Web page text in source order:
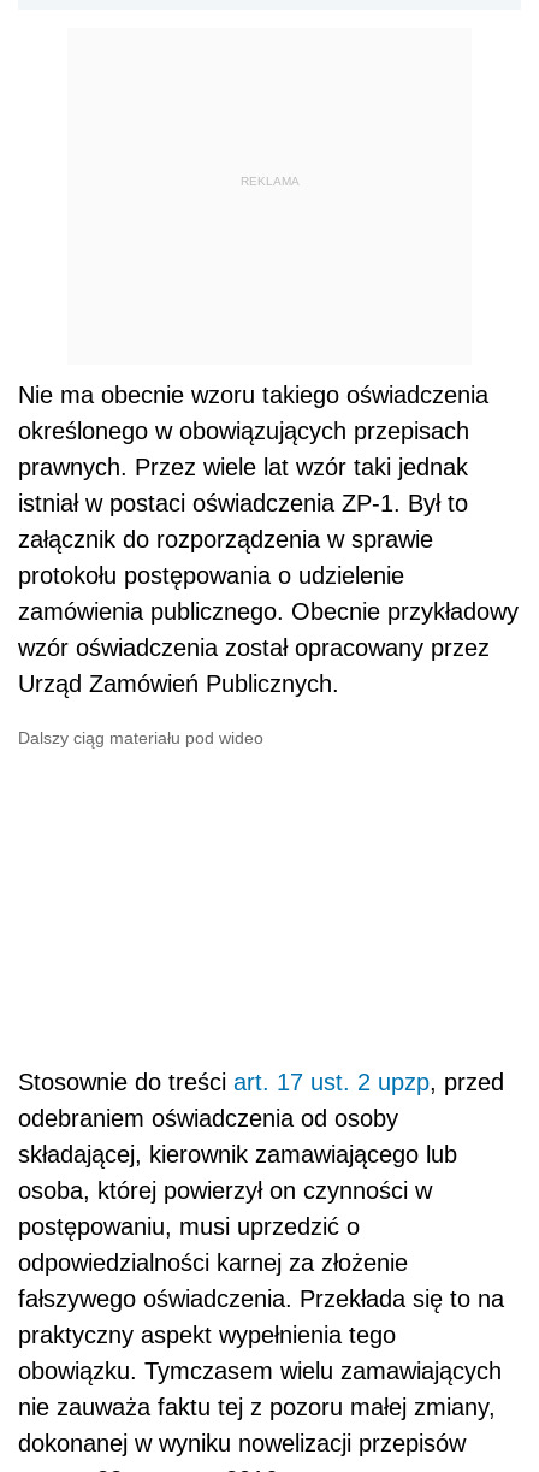
REKLAMA
Nie ma obecnie wzoru takiego oświadczenia
określonego w obowiązujących przepisach
prawnych. Przez wiele lat wzór taki jednak
istniał w postaci oświadczenia ZP-1. Był to
załącznik do rozporządzenia w sprawie
protokołu postępowania o udzielenie
zamówienia publicznego. Obecnie przykładowy
wzór oświadczenia został opracowany przez
Urząd Zamówień Publicznych.
Dalszy ciąg materiału pod wideo
Stosownie do treści art. 17 ust. 2 upzp, przed
odebraniem oświadczenia od osoby
składającej, kierownik zamawiającego lub
osoba, której powierzył on czynności w
postępowaniu, musi uprzedzić o
odpowiedzialności karnej za złożenie
fałszywego oświadczenia. Przekłada się to na
praktyczny aspekt wypełnienia tego
obowiązku. Tymczasem wielu zamawiających
nie zauważa faktu tej z pozoru małej zmiany,
dokonanej w wyniku nowelizacji przepisów